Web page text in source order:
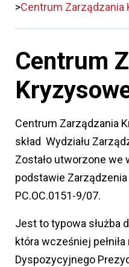
Centrum Zarządzania
Centrum
Centrum Zarządzania
skład Wydziału
Zostało utworzone we
podstawie
PC.OC.0151-9/07.
Jest to typowa służba
która wcześniej pełniła
Dyspozycyjnego